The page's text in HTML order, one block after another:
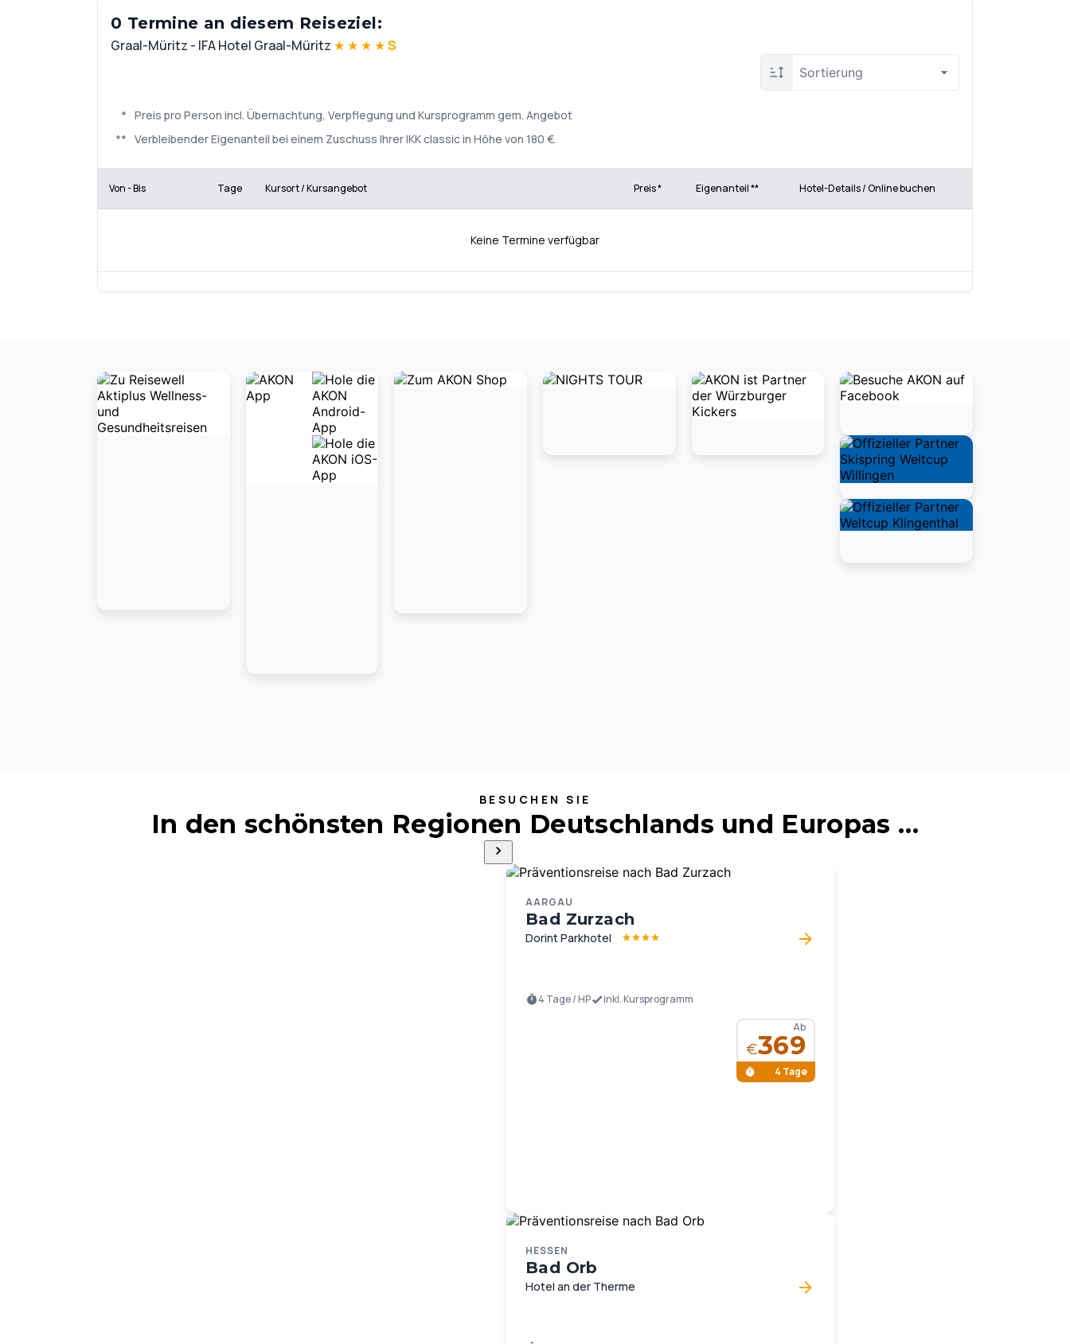
0 Termine an diesem Reiseziel:
Graal-Müritz - IFA Hotel Graal-Müritz ★ ★ ★ ★S
Sortierung
* Preis pro Person incl. Übernachtung, Verpflegung und Kursprogramm gem. Angebot
** Verbleibender Eigenanteil bei einem Zuschuss Ihrer IKK classic in Höhe von 180 €.
Von - Bis Tage Kursort / Kursangebot Preis * Eigenanteil ** Hotel-Details / Online buchen
Keine Termine verfügbar
BESUCHEN SIE
In den schönsten Regionen Deutschlands und Europas …
Ab
€369
4 Tage
AARGAU
Bad Zurzach
Dorint Parkhotel
4 Tage / HP inkl. Kursprogramm
HESSEN
Bad Orb
Hotel an der Therme